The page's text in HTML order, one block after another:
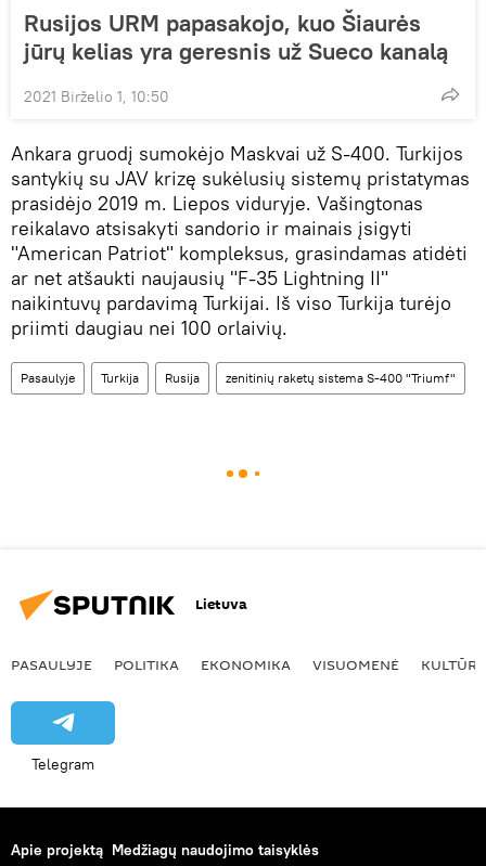
Rusijos URM papasakojo, kuo Šiaurės
jūrų kelias yra geresnis už Sueco kanalą
2021 Birželio 1, 10:50
Ankara gruodį sumokėjo Maskvai už S-400. Turkijos
santykių su JAV krizę sukėlusių sistemų pristatymas
prasidėjo 2019 m. Liepos viduryje. Vašingtonas
reikalavo atsisakyti sandorio ir mainais įsigyti
"American Patriot" kompleksus, grasindamas atidėti
ar net atšaukti naujausių "F-35 Lightning II"
naikintuvų pardavimą Turkijai. Iš viso Turkija turėjo
priimti daugiau nei 100 orlaivių.
Pasaulyje Turkija Rusija zenitinių raketų sistema S-400 "Triumf"
Lietuva
PASAULYJE POLITIKA EKONOMIKA VISUOMENĖ KULTŪRA
Telegram
Apie projektą Medžiagų naudojimo taisyklės